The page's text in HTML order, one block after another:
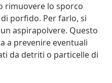
rimuovere lo sporco
porfido. Per farlo, si
aspirapolvere. Questo
a prevenire eventuali
da detriti o particelle di